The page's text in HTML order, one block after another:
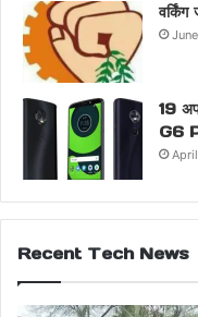
वर्किंग
19
G6
Recent Tech News